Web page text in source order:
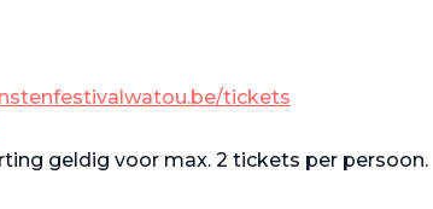
tickets
geldig voor max. 2 tickets per persoon.